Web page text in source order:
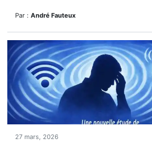
Par : André Fauteux
27 mars, 2026